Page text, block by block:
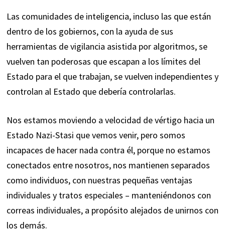
Las comunidades de inteligencia, incluso las que están
dentro de los gobiernos, con la ayuda de sus
herramientas de vigilancia asistida por algoritmos, se
vuelven tan poderosas que escapan a los límites del
Estado para el que trabajan, se vuelven independientes y
controlan al Estado que debería controlarlas.
Nos estamos moviendo a velocidad de vértigo hacia un
Estado Nazi-Stasi que vemos venir, pero somos
incapaces de hacer nada contra él, porque no estamos
conectados entre nosotros, nos mantienen separados
como individuos, con nuestras pequeñas ventajas
individuales y tratos especiales – manteniéndonos con
correas individuales, a propósito alejados de unirnos con
los demás.